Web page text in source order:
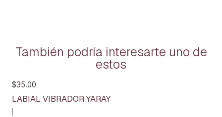
También podría interesarte uno de
estos
$35.00
LABIAL VIBRADOR YARAY